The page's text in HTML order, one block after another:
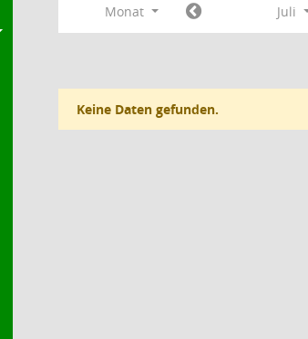
Monat Juli
Keine Daten gefunden.